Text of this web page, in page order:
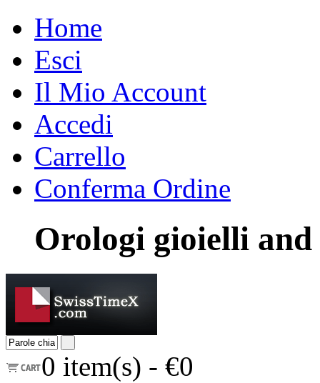
Home
Esci
Il Mio Account
Accedi
Carrello
Conferma Ordine
Orologi gioielli
0 item(s) - €0